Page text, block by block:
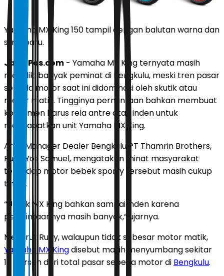
Yamaha MX King 150 tampil dengan balutan warna dan
strip baru.
JawaPos.com - Yamaha MX King ternyata masih
memiliki banyak peminat di Bengkulu, meski tren pasar
sepeda motor saat ini didominasi oleh skutik atau
motor matik. Tingginya permintaan bahkan membuat
konsumen harus rela antre atau inden untuk
mendapatkan unit Yamaha MX King.
Area Manager Dealer Bengkulu PT Thamrin Brothers,
Rudy Yos Samuel, mengatakan minat masyarakat
terhadap motor bebek sporty tersebut masih cukup
tinggi.
“Untuk MX King bahkan sampai inden karena
permintaannya masih banyak,” ujarnya.
Menurut Rudy, walaupun tidak sebesar motor matik,
Yamaha MX Kingdisebut masih menyumbang sekitar
10 persen dari total pasar sepeda motor di Bengkulu.